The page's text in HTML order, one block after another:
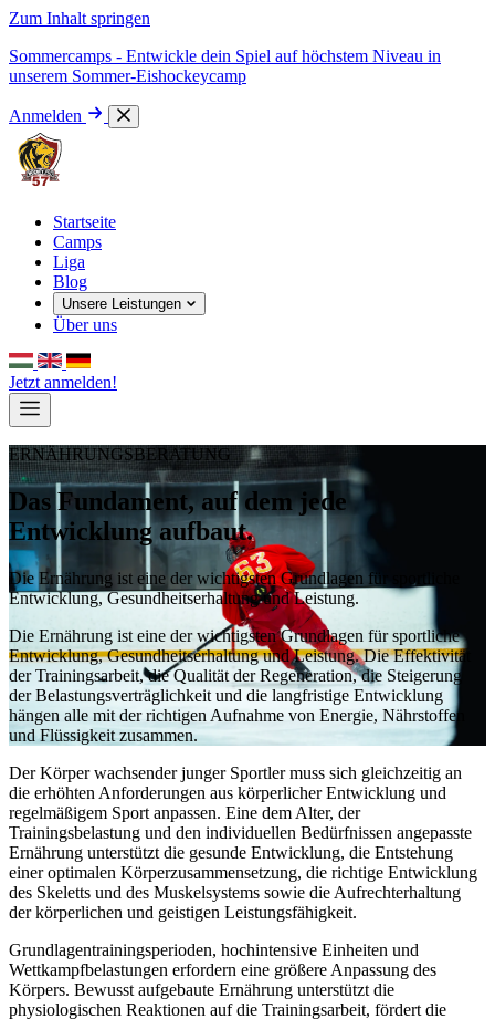
Zum Inhalt springen
Sommercamps - Entwickle dein Spiel auf höchstem Niveau in
unserem Sommer-Eishockeycamp
Anmelden
Startseite
Camps
Liga
Blog
Unsere Leistungen
Über uns
Jetzt anmelden!
ERNÄHRUNGSBERATUNG
Das Fundament, auf dem jede
Entwicklung aufbaut.
Die Ernährung ist eine der wichtigsten Grundlagen für sportliche
Entwicklung, Gesundheitserhaltung und Leistung.
Die Ernährung ist eine der wichtigsten Grundlagen für sportliche
Entwicklung, Gesundheitserhaltung und Leistung. Die Effektivität
der Trainingsarbeit, die Qualität der Regeneration, die Steigerung
der Belastungsverträglichkeit und die langfristige Entwicklung
hängen alle mit der richtigen Aufnahme von Energie, Nährstoffen
und Flüssigkeit zusammen.
Der Körper wachsender junger Sportler muss sich gleichzeitig an
die erhöhten Anforderungen aus körperlicher Entwicklung und
regelmäßigem Sport anpassen. Eine dem Alter, der
Trainingsbelastung und den individuellen Bedürfnissen angepasste
Ernährung unterstützt die gesunde Entwicklung, die Entstehung
einer optimalen Körperzusammensetzung, die richtige Entwicklung
des Skeletts und des Muskelsystems sowie die Aufrechterhaltung
der körperlichen und geistigen Leistungsfähigkeit.
Grundlagentrainingsperioden, hochintensive Einheiten und
Wettkampfbelastungen erfordern eine größere Anpassung des
Körpers. Bewusst aufgebaute Ernährung unterstützt die
physiologischen Reaktionen auf die Trainingsarbeit, fördert die